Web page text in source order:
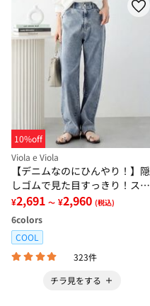
10%off
Viola e Viola
【デニムなのにひんやり！】隠
しゴムで見た目すっきり！スト
レッチ楽ちんデニム
¥2,691 ～ ¥2,960 (税込)
6colors
COOL
323件
チラ見をする